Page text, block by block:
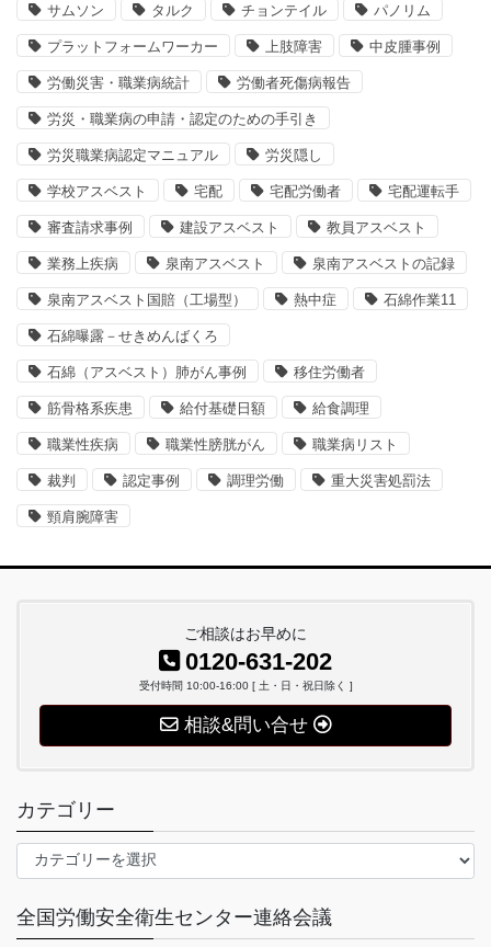
サムソン タルク チョンテイル パノリム
プラットフォームワーカー 上肢障害 中皮腫事例
労働災害・職業病統計 労働者死傷病報告
労災・職業病の申請・認定のための手引き
労災職業病認定マニュアル 労災隠し
学校アスベスト 宅配 宅配労働者 宅配運転手
審査請求事例 建設アスベスト 教員アスベスト
業務上疾病 泉南アスベスト 泉南アスベストの記録
泉南アスベスト国賠（工場型） 熱中症 石綿作業11
石綿曝露－せきめんばくろ
石綿（アスベスト）肺がん事例 移住労働者
筋骨格系疾患 給付基礎日額 給食調理
職業性疾病 職業性膀胱がん 職業病リスト
裁判 認定事例 調理労働 重大災害処罰法
頸肩腕障害
ご相談はお早めに
0120-631-202
受付時間 10:00-16:00 [ 土・日・祝日除く ]
相談&問い合せ
カテゴリー
テ
リ
全国労働安全衛生センター連絡会議